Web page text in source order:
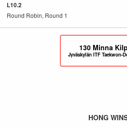
L10.2
Round Robin, Round 1
130 Minna
Jyväskylän ITF Taekwon-
HONG